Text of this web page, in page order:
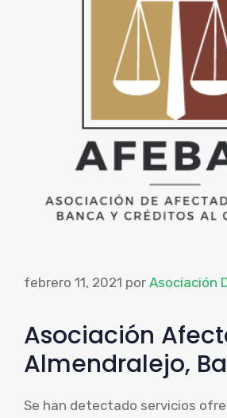
febrero 11, 2021 por Asociación
Asociación
Almendralejo,
Se han detectado servicios